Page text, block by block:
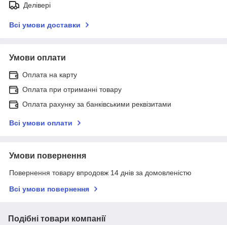
Делівері
Всі умови доставки
Умови оплати
Оплата на карту
Оплата при отриманні товару
Оплата рахунку за банківськими реквізитами
Всі умови оплати
Умови повернення
Повернення товару впродовж 14 днів за домовленістю
Всі умови повернення
Подібні товари компанії